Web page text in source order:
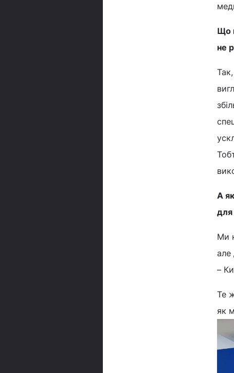
Що
не
А
для
Ми
але
–
Те
як